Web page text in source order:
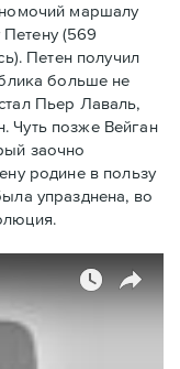
маршалу
(569
Петен получил
больше не
Пьер Лаваль,
Чуть позже Вейган
заочно
родине в пользу
упразднена, во